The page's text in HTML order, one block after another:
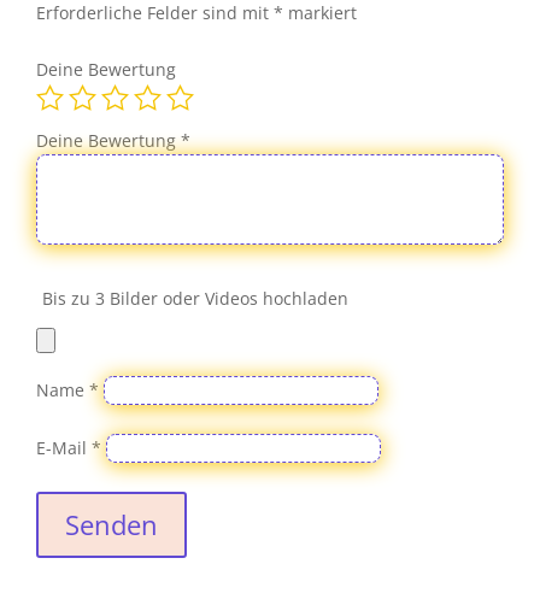
Erforderliche Felder sind mit* markiert
Deine Bewertung
Deine Bewertung*
Bis zu 3 Bilder oder Videos hochladen
Name*
E-Mail*
Senden